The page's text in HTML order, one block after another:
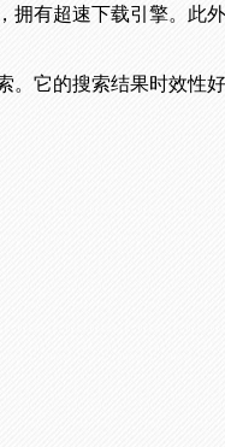
有超速下载引擎。此
它的搜索结果时效性